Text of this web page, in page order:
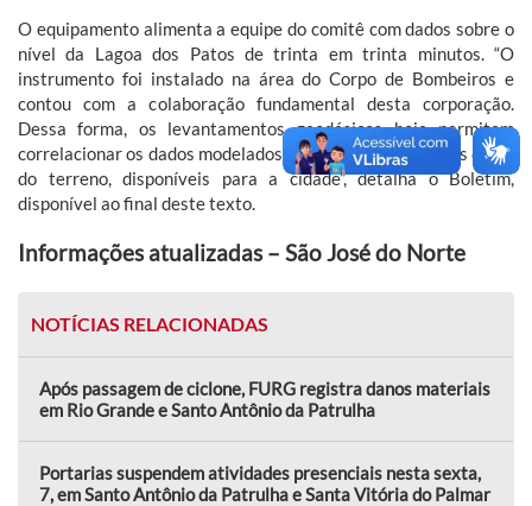
O equipamento alimenta a equipe do comitê com dados sobre o
nível da Lagoa dos Patos de trinta em trinta minutos. “O
instrumento foi instalado na área do Corpo de Bombeiros e
contou com a colaboração fundamental desta corporação.
Dessa forma, os levantamentos geodésicos hoje permitem
correlacionar os dados modelados, os dados medidos, e as cotas
do terreno, disponíveis para a cidade”, detalha o Boletim,
disponível ao final deste texto.
Informações atualizadas – São José do Norte
NOTÍCIAS RELACIONADAS
Após passagem de ciclone, FURG registra danos materiais
em Rio Grande e Santo Antônio da Patrulha
Portarias suspendem atividades presenciais nesta sexta,
7, em Santo Antônio da Patrulha e Santa Vitória do Palmar